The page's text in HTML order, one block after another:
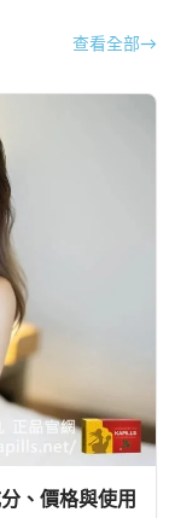
查看全部→
、價格與使用